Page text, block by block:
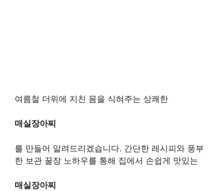
여름철 더위에 지친 몸을 식혀주는 상쾌한
매실장아찌
를 만들어 알려드리겠습니다. 간단한 레시피와 풍부
한 보관 꿀장 노하우를 통해 집에서 손쉽게 맛있는
매실장아찌